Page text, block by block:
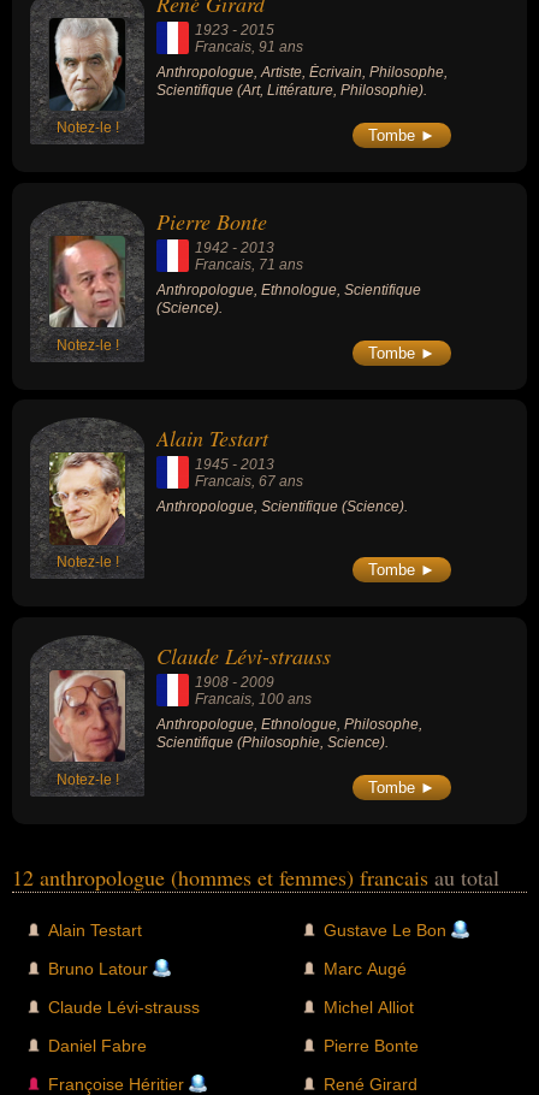
Notez-le !
1923 - 2015
Francais, 91 ans
Anthropologue, Artiste, Écrivain, Philosophe,
Scientifique (Art, Littérature, Philosophie).
Tombe ►
Notez-le !
Pierre Bonte
1942 - 2013
Francais, 71 ans
Anthropologue, Ethnologue, Scientifique
(Science).
Tombe ►
Notez-le !
Alain Testart
1945 - 2013
Francais, 67 ans
Anthropologue, Scientifique (Science).
Tombe ►
Notez-le !
Claude Lévi-strauss
1908 - 2009
Francais, 100 ans
Anthropologue, Ethnologue, Philosophe,
Scientifique (Philosophie, Science).
Tombe ►
12 anthropologue (hommes et femmes) francais au total
Alain Testart
Bruno Latour
Claude Lévi-strauss
Daniel Fabre
Françoise Héritier
Gustave Le Bon
Marc Augé
Michel Alliot
Pierre Bonte
René Girard